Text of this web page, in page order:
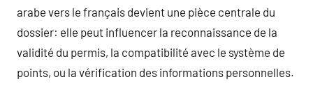
arabe vers le français devient une pièce centrale du
dossier: elle peut influencer la reconnaissance de la
validité du permis, la compatibilité avec le système de
points, ou la vérification des informations personnelles.